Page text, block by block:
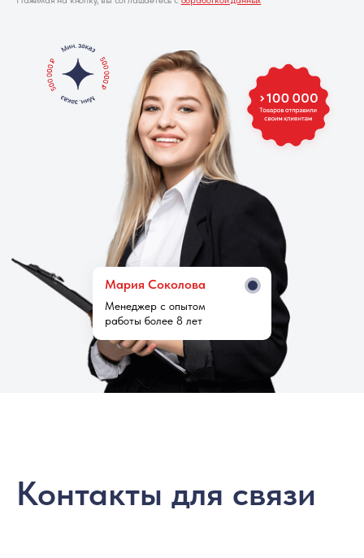
Менеджер с опытом
работы более 8 лет
Мария Cоколова
Контакты для связи